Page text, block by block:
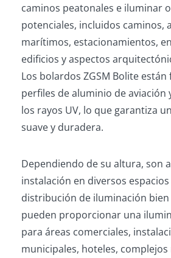
caminos peatonales e iluminar
potenciales, incluidos caminos,
marítimos, estacionamientos,
edificios y aspectos
Los bolardos ZGSM Bolite
perfiles de aluminio de aviación
los rayos UV, lo que garantiza
suave y duradera.
Dependiendo de su altura, son
instalación en diversos
distribución de iluminación bien
pueden proporcionar una
para áreas comerciales,
municipales, hoteles, complejos